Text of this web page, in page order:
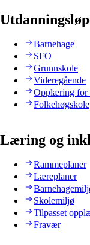
Barnehage
SFO
Grunnskole
Videregående
Opplæring for
Folkehøgskole
Læring og
Rammeplaner
Læreplaner
Skolemiljø
Tilpasset
Fravær